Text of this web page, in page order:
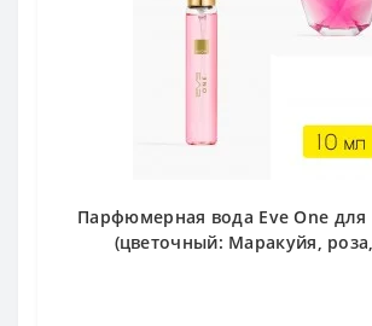
Парфюмерная вода Eve One для
(цветочный: Маракуйя,